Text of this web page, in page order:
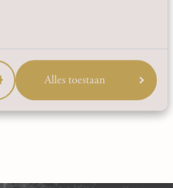
Alles toestaan